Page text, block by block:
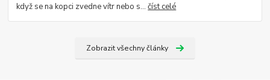
když se na kopci zvedne vítr nebo s...číst celé
Zobrazit všechny články